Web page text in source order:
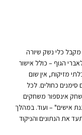
כל שחקן מקבל כלי נשק שיורה
הגוף – כולל אישור
מזיקות, אין שום
סימנים כחולים. לכל
אינספור משחקים
אישים" – ועוד. במהלך
את הנתונים והניקוד